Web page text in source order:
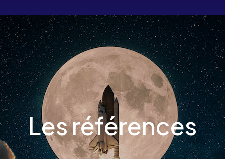
Les références